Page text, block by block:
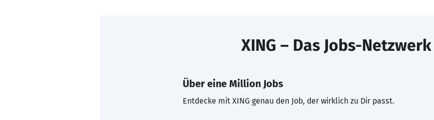
XING – Das Jobs-Netzwerk
Über eine Million Jobs
Entdecke mit XING genau den Job, der wirklich zu Dir passt.